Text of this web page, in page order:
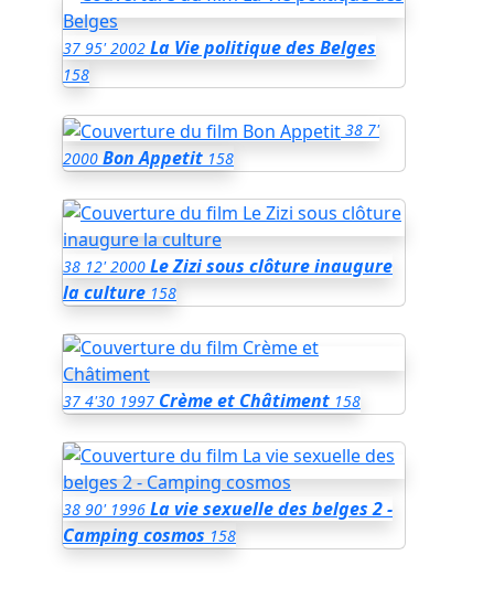
37 95' 2002 La Vie politique des Belges
158
38 7'
2000 Bon Appetit 158
38 12' 2000 Le Zizi sous clôture inaugure
la culture 158
37 4'30 1997 Crème et Châtiment 158
38 90' 1996 La vie sexuelle des belges 2 -
Camping cosmos 158